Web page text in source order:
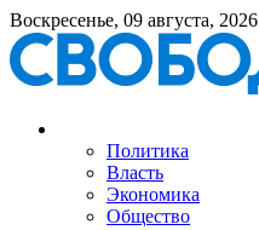
Воскресенье, 09 августа, 2026
Политика
Власть
Экономика
Общество